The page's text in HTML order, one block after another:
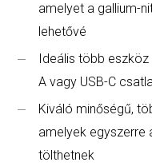
amelyet a gallium-
lehetővé
Ideális több
A vagy USB-C
Kiváló minőségű,
amelyek egyszerre
tölthetnek